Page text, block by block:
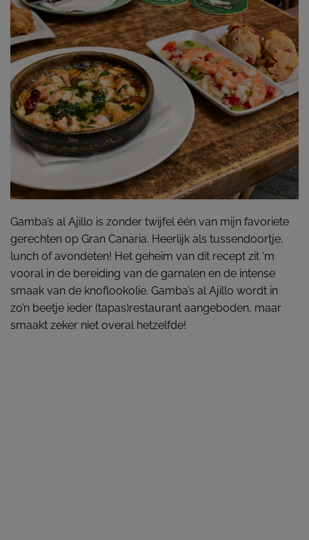
Gamba’s al Ajillo is zonder twijfel één van mijn favoriete
gerechten op Gran Canaria. Heerlijk als tussendoortje,
lunch of avondeten! Het geheim van dit recept zit ‘m
vooral in de bereiding van de garnalen en de intense
smaak van de knoflookolie. Gamba’s al Ajillo wordt in
zo’n beetje ieder (tapas)restaurant aangeboden, maar
smaakt zeker niet overal hetzelfde!